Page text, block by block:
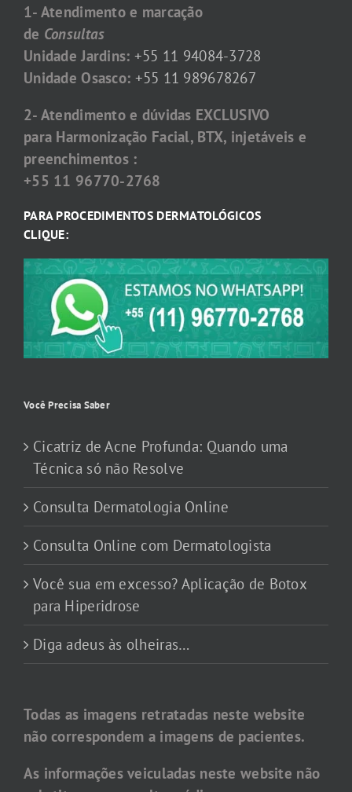
1- Atendimento e marcação
de Consultas
Unidade Jardins: +55 11 94084-3728
Unidade Osasco: +55 11 989678267
2- Atendimento e dúvidas EXCLUSIVO
para Harmonização Facial, BTX, injetáveis e
preenchimentos :
+55 11 96770-2768
PARA PROCEDIMENTOS DERMATOLÓGICOS
CLIQUE:
Você Precisa Saber
Cicatriz de Acne Profunda: Quando uma
Técnica só não Resolve
Consulta Dermatologia Online
Consulta Online com Dermatologista
Você sua em excesso? Aplicação de Botox
para Hiperidrose
Diga adeus às olheiras…
Todas as imagens retratadas neste website
não correspondem a imagens de pacientes.
As informações veiculadas neste website não